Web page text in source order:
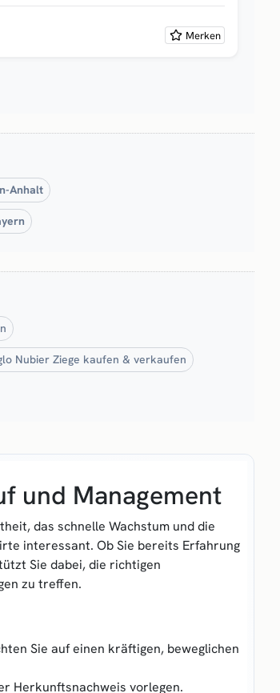
Merken
Anhalt
Nubier Ziege kaufen & verkaufen
und Management
das schnelle Wachstum und die
interessant. Ob Sie bereits Erfahrung
Sie dabei, die richtigen
zu treffen.
Sie auf einen kräftigen, beweglichen
Herkunftsnachweis vorlegen.